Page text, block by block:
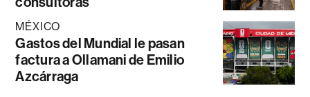
MÉXICO
Gastos del Mundial le pasan
factura a Ollamani de Emilio
Azcárraga